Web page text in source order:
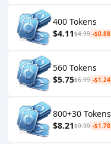
400 Tokens
$4.11$4.99 -$0.88
560 Tokens
$5.75$6.99 -$1.24
800+30 Tokens
$8.21$9.99 -$1.78